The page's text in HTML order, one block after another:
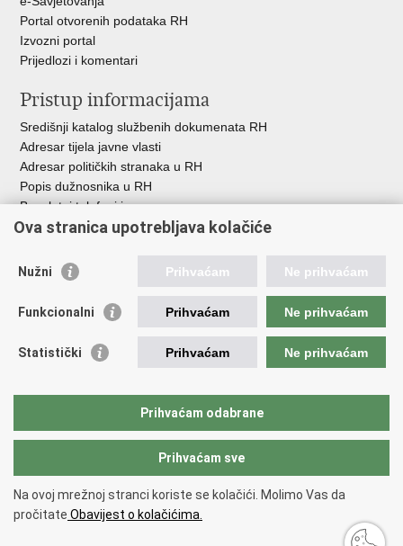
Portal otvorenih podataka RH
Izvozni portal
Prijedlozi i komentari
Pristup informacijama
Središnji katalog službenih dokumenata RH
Adresar tijela javne vlasti
Adresar političkih stranaka u RH
Popis dužnosnika u RH
Besplatni telefoni javne uprave
Pozivi za žurnu pomoć
Važne poveznice
Pučka pravobraniteljica
Pravobraniteljica za osobe s invaliditetom
Europski institut za ravnopravnost spolova
Državni zavod za statistiku
Povratak na vrh
Copyright © 2026 Ured za ravnopravnost spolova.
Ova stranica upotrebljava kolačiće
Nužni Prihvaćam Ne prihvaćam
Funkcionalni Prihvaćam Ne prihvaćam
Statistički Prihvaćam Ne prihvaćam
Prihvaćam odabrane
Prihvaćam sve
Na ovoj mrežnoj stranci koriste se kolačići. Molimo Vas da
pročitate Obavijest o kolačićima.